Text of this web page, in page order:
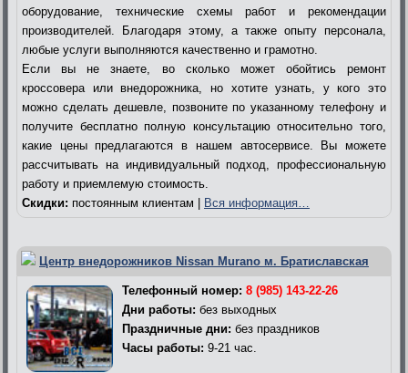
оборудование, технические схемы работ и рекомендации
производителей. Благодаря этому, а также опыту персонала,
любые услуги выполняются качественно и грамотно.
Если вы не знаете, во сколько может обойтись ремонт
кроссовера или внедорожника, но хотите узнать, у кого это
можно сделать дешевле, позвоните по указанному телефону и
получите бесплатно полную консультацию относительно того,
какие цены предлагаются в нашем автосервисе. Вы можете
рассчитывать на индивидуальный подход, профессиональную
работу и приемлемую стоимость.
Скидки: постоянным клиентам | Вся информация…
Центр внедорожников Nissan Murano м. Братиславская
Телефонный номер: 8 (985) 143-22-26
Дни работы: без выходных
Праздничные дни: без праздников
Часы работы: 9-21 час.